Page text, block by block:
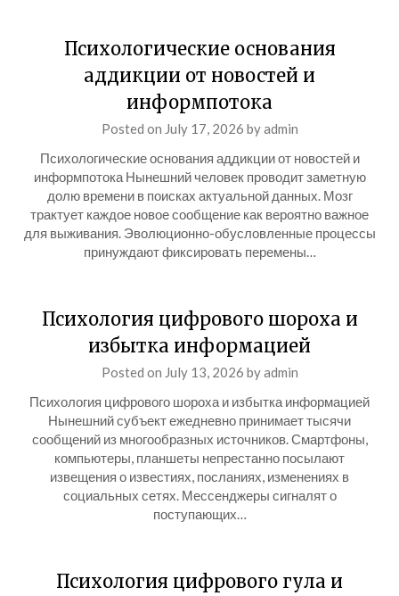
Психологические основания
аддикции от новостей и
информпотока
Posted on July 17, 2026 byadmin
Психологические основания аддикции от новостей и
информпотока Нынешний человек проводит заметную
долю времени в поисках актуальной данных. Мозг
трактует каждое новое сообщение как вероятно важное
для выживания. Эволюционно-обусловленные процессы
принуждают фиксировать перемены…
Психология цифрового шороха и
избытка информацией
Posted on July 13, 2026 byadmin
Психология цифрового шороха и избытка информацией
Нынешний субъект ежедневно принимает тысячи
сообщений из многообразных источников. Смартфоны,
компьютеры, планшеты непрестанно посылают
извещения о известиях, посланиях, изменениях в
социальных сетях. Мессенджеры сигналят о
поступающих…
Психология цифрового гула и